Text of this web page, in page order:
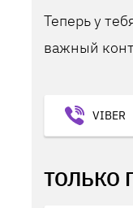
Теперь у
важный
VIBER
ТОЛЬКО